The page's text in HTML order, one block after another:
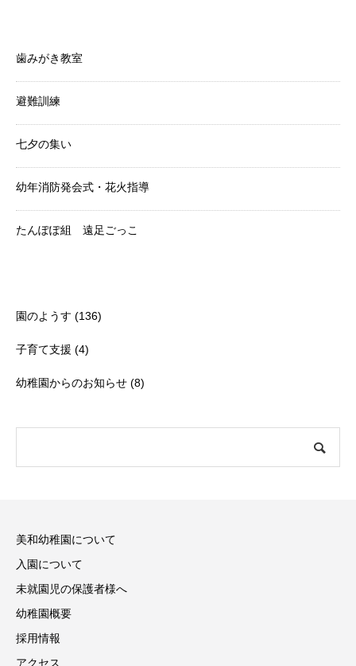
歯みがき教室
避難訓練
七夕の集い
幼年消防発会式・花火指導
たんぽぽ組 遠足ごっこ
園のようす (136)
子育て支援 (4)
幼稚園からのお知らせ (8)
美和幼稚園について
入園について
未就園児の保護者様へ
幼稚園概要
採用情報
アクセス